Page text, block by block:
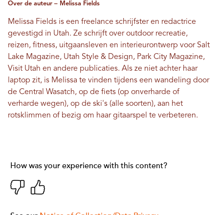
Over de auteur – Melissa Fields
Melissa Fields is een freelance schrijfster en redactrice
gevestigd in Utah. Ze schrijft over outdoor recreatie,
reizen, fitness, uitgaansleven en interieurontwerp voor Salt
Lake Magazine, Utah Style & Design, Park City Magazine,
Visit Utah en andere publicaties. Als ze niet achter haar
laptop zit, is Melissa te vinden tijdens een wandeling door
de Central Wasatch, op de fiets (op onverharde of
verharde wegen), op de ski's (alle soorten), aan het
rotsklimmen of bezig om haar gitaarspel te verbeteren.